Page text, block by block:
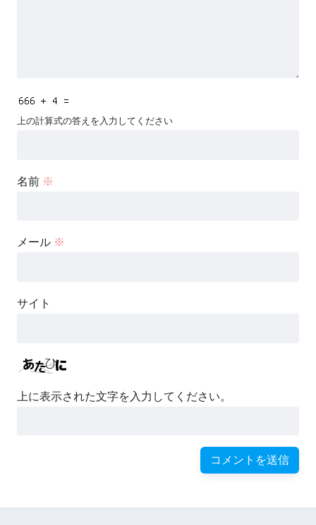
上の計算式の答えを入力してください
名前 ※
メール ※
サイト
上に表示された文字を入力してください。